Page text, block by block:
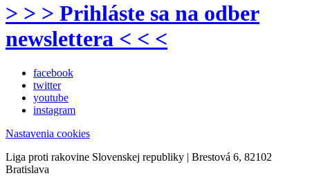
> > > Prihláste sa na odber
newslettera < < <
facebook
twitter
youtube
instagram
Nastavenia cookies
Liga proti rakovine Slovenskej republiky | Brestová 6, 82102
Bratislava